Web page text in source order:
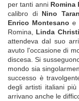
per tanti anni Romina
calibro di Nino
Enrico Montesano e
Romina, Linda
attendeva dal suo
avuto l'occasione di
discesa. Si
mondo sia
successo è
degli artisti italiani
arrivano anche le